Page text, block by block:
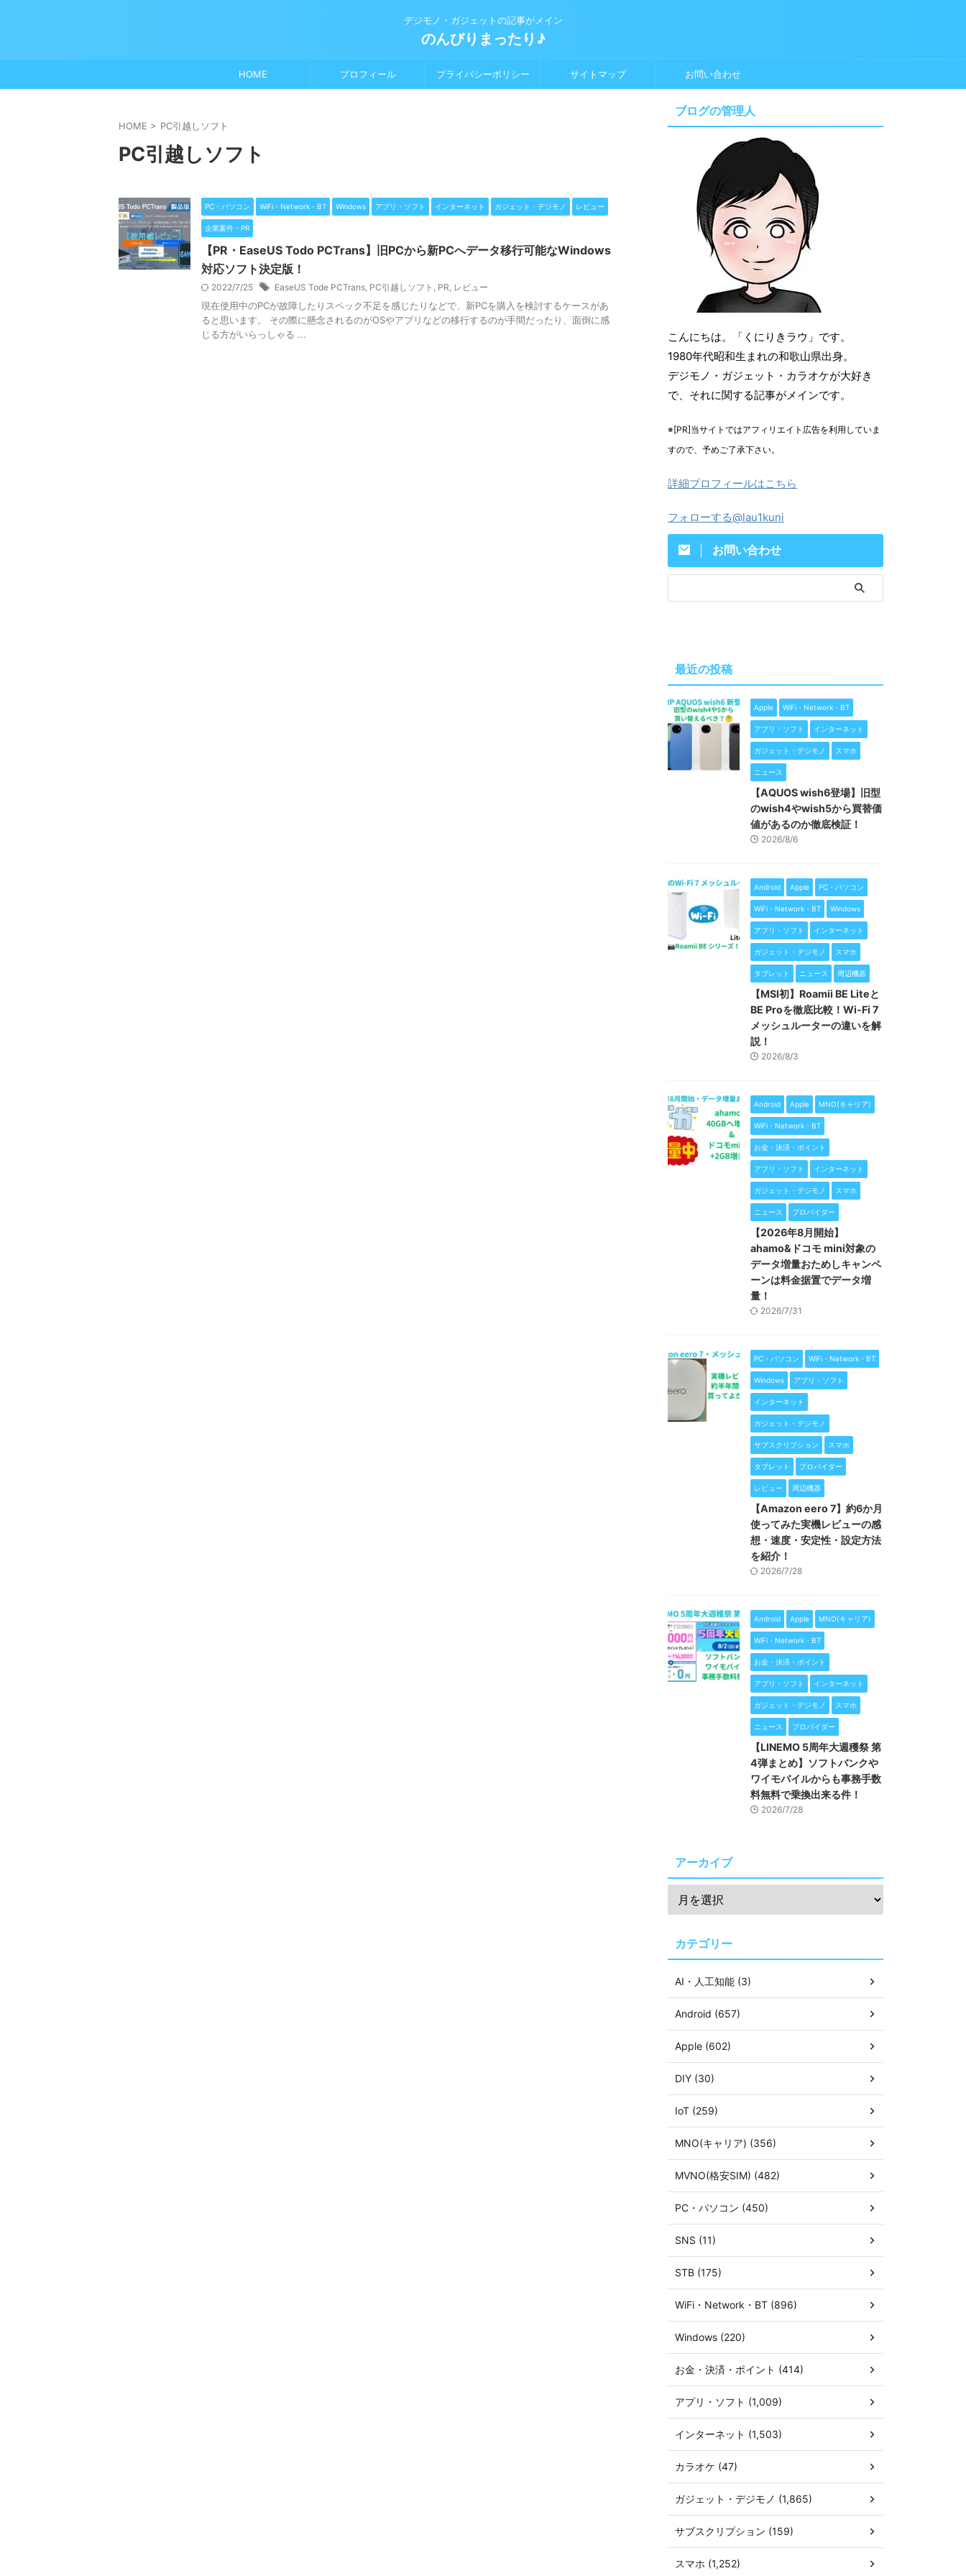
デジモノ・ガジェットの記事がメイン
のんびりまったり♪
HOME プロフィール プライバシーポリシー サイトマップ お問い合わせ
HOME > PC引越しソフト
PC引越しソフト
PC・パソコン WiFi・Network・BT Windows アプリ・ソフト インターネット ガジェット・デジモノ レビュー
企業案件・PR
【PR・EaseUS Todo PCTrans】旧PCから新PCへデータ移行可能なWindows
対応ソフト決定版！
2022/7/25 EaseUS Tode PCTrans, PC引越しソフト , PR, レビュー
現在使用中のPCが故障したりスペック不足を感じたりなどで、新PCを購入を検討するケースがあ
ると思います。 その際に懸念されるのがOSやアプリなどの移行するのが手間だったり、面倒に感
じる方がいらっしゃる ...
ブログの管理人
こんにちは。「くにりきラウ」です。
1980年代昭和生まれの和歌山県出身。
デジモノ・ガジェット・カラオケが大好き
で、それに関する記事がメインです。
※[PR]当サイトではアフィリエイト広告を利用していま
すので、予めご了承下さい。
詳細プロフィールはこちら
フォローする@lau1kuni
お問い合わせ
最近の投稿
Apple WiFi・Network・BT
アプリ・ソフト インターネット
ガジェット・デジモノ スマホ
ニュース
【AQUOS wish6登場】旧型
のwish4やwish5から買替価
値があるのか徹底検証！
2026/8/6
Android Apple PC・パソコン
WiFi・Network・BT Windows
アプリ・ソフト インターネット
ガジェット・デジモノ スマホ
タブレット ニュース 周辺機器
【MSI初】Roamii BE Liteと
BE Proを徹底比較！Wi-Fi 7
メッシュルーターの違いを解
説！
2026/8/3
Android Apple MNO(キャリア)
WiFi・Network・BT
お金・決済・ポイント
アプリ・ソフト インターネット
ガジェット・デジモノ スマホ
ニュース プロバイダー
【2026年8月開始】
ahamo&ドコモ mini対象の
データ増量おためしキャンペ
ーンは料金据置でデータ増
量！
2026/7/31
PC・パソコン WiFi・Network・BT
Windows アプリ・ソフト
インターネット
ガジェット・デジモノ
サブスクリプション スマホ
タブレット プロバイダー
レビュー 周辺機器
【Amazon eero 7】約6か月
使ってみた実機レビューの感
想・速度・安定性・設定方法
を紹介！
2026/7/28
Android Apple MNO(キャリア)
WiFi・Network・BT
お金・決済・ポイント
アプリ・ソフト インターネット
ガジェット・デジモノ スマホ
ニュース プロバイダー
【LINEMO 5周年大週穫祭 第
4弾まとめ】ソフトバンクや
ワイモバイルからも事務手数
料無料で乗換出来る件！
2026/7/28
アーカイブ
カテゴリー
AI・人工知能 (3)
Android (657)
Apple (602)
DIY (30)
IoT (259)
MNO(キャリア) (356)
MVNO(格安SIM) (482)
PC・パソコン (450)
SNS (11)
STB (175)
WiFi・Network・BT (896)
Windows (220)
お金・決済・ポイント (414)
アプリ・ソフト (1,009)
インターネット (1,503)
カラオケ (47)
ガジェット・デジモノ (1,865)
サブスクリプション (159)
スマホ (1,252)